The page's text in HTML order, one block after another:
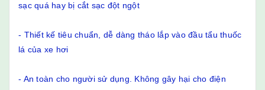
sạc quá hay bị cắt sạc đột ngột
- Thiết kế tiêu chuẩn, dễ dàng tháo lắp vào đầu tẩu thuốc
lá của xe hơi
- An toàn cho người sử dụng. Không gây hại cho điện